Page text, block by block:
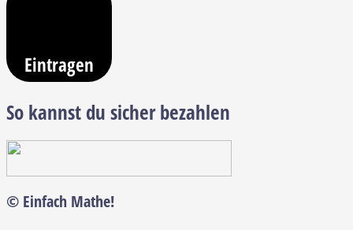
Eintragen
So kannst du sicher bezahlen
© Einfach Mathe!